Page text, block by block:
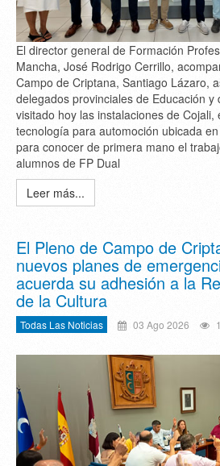
El director general de Formación
Mancha, José Rodrigo Cerrillo,
Campo de Criptana, Santiago Lázaro,
delegados provinciales de Educación y
visitado hoy las instalaciones de
tecnología para automoción ubicada
para conocer de primera mano el
alumnos de FP Dual
Leer más...
El Pleno de Campo de
nuevos planes de
acuerda su adhesión a la
de la Cultura
Todas Las Noticias 03 Ago 2026